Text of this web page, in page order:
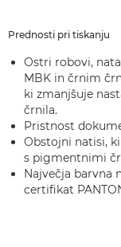
Prednosti pri tiskanju
Ostri robovi,
MBK in črnim
ki zmanjšuje
črnila.
Pristnost
Obstojni natisi,
s pigmentnimi
Največja barvna
certifikat